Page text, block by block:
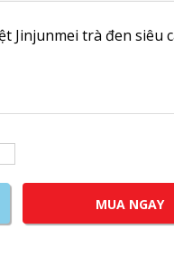
Jinjunmei trà đen siêu
MUA NGAY